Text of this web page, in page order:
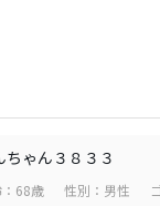
ちゃん３８３３
68歳 性別：男性